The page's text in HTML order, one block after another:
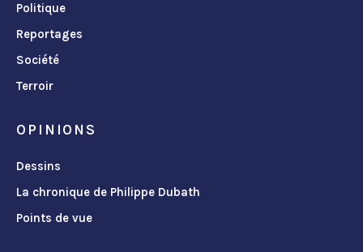
Politique
Reportages
Société
Terroir
OPINIONS
Dessins
La chronique de Philippe Dubath
Points de vue